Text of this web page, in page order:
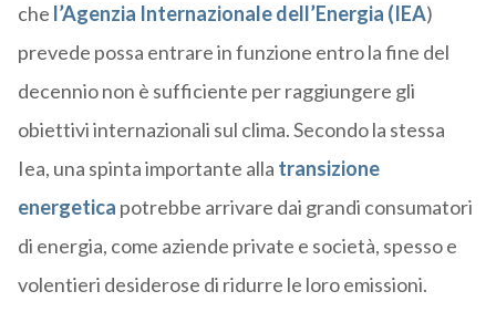
che l’Agenzia Internazionale dell’Energia (IEA)
prevede possa entrare in funzione entro la fine del
decennio non è sufficiente per raggiungere gli
obiettivi internazionali sul clima. Secondo la stessa
Iea, una spinta importante alla transizione
energetica potrebbe arrivare dai grandi consumatori
di energia, come aziende private e società, spesso e
volentieri desiderose di ridurre le loro emissioni.